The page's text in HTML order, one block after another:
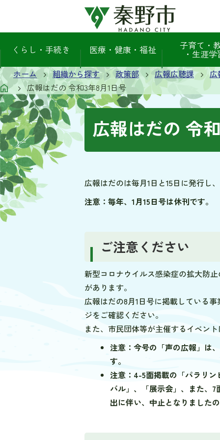
くらし・手続き 医療・健康・福祉 子育て・
・生涯学
ホーム 組織から探す 政策部 広報広聴課
広
広報はだの 令和3年8月1日号
広報はだの 令
広報はだのは毎月1日と15日に発行し
注意：毎年、1月15日号は休刊です。
ご注意ください
新型コロナウイルス感染症の拡大防
があります。
広報はだの8月1日号に掲載している
ジをご確認ください。
また、市民団体等が主催するイベン
注意：今号の「声の広報」は
す。
注意：4-5面掲載の「パラリ
バル」、「展示会」、また、
出に伴い、中止となりました